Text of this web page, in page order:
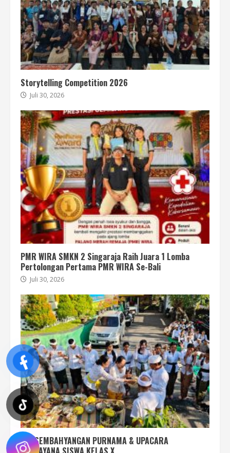
Storytelling Competition 2026
Juli 30, 2026
PMR WIRA SMKN 2 Singaraja Raih Juara 1 Lomba
Pertolongan Pertama PMR WIRA Se-Bali
Juli 30, 2026
PERSEMBAHYANGAN PURNAMA & UPACARA